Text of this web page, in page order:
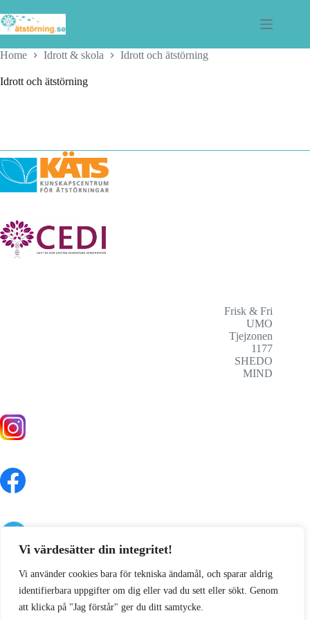
Vi värdesätter din integritet!
Vi använder cookies bara för tekniska ändamål, och sparar aldrig
identifierbara uppgifter om dig eller vad du sett eller sökt. Genom
att klicka på "Jag förstår" ger du ditt samtycke.
to
content
Home Idrott & skola Idrott och ätstörning
Idrott och ätstörning
Frisk & Fri
UMO
Tjejzonen
1177
SHEDO
MIND